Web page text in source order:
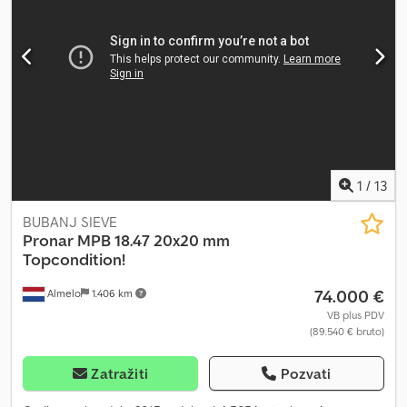
1 / 13
Almelo 1.406 km
BUBANJ SIEVE
Pronar MPB 18.47 20x20 mm
Topcondition!
74.000 €
VB plus PDV
(89.540 € bruto)
Zatražiti Pozvati